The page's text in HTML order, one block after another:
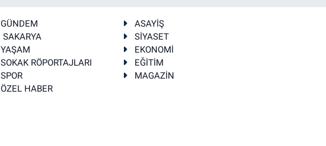
GÜNDEM
ASAYİŞ
SAKARYA
SİYASET
YAŞAM
EKONOMİ
SOKAK RÖPORTAJLARI
EĞİTİM
SPOR
MAGAZİN
ÖZEL HABER